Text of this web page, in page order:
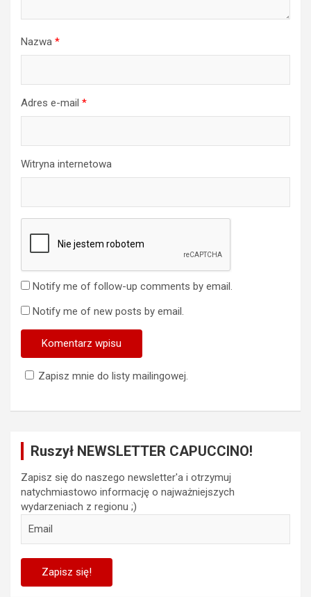
Nazwa *
Adres e-mail *
Witryna internetowa
Notify me of follow-up comments by email.
Notify me of new posts by email.
Zapisz mnie do listy mailingowej.
Ruszył NEWSLETTER CAPUCCINO!
Zapisz się do naszego newsletter'a i otrzymuj
natychmiastowo informację o najważniejszych
wydarzeniach z regionu ;)